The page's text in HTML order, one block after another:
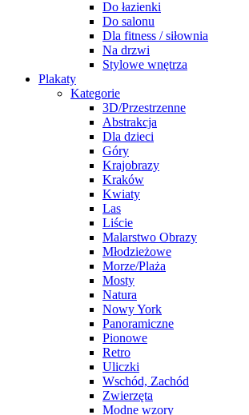
Do łazienki
Do salonu
Dla fitness / siłownia
Na drzwi
Stylowe wnętrza
Plakaty
Kategorie
3D/Przestrzenne
Abstrakcja
Dla dzieci
Góry
Krajobrazy
Kraków
Kwiaty
Las
Liście
Malarstwo Obrazy
Młodzieżowe
Morze/Plaża
Mosty
Natura
Nowy York
Panoramiczne
Pionowe
Retro
Uliczki
Wschód, Zachód
Zwierzęta
Modne wzory